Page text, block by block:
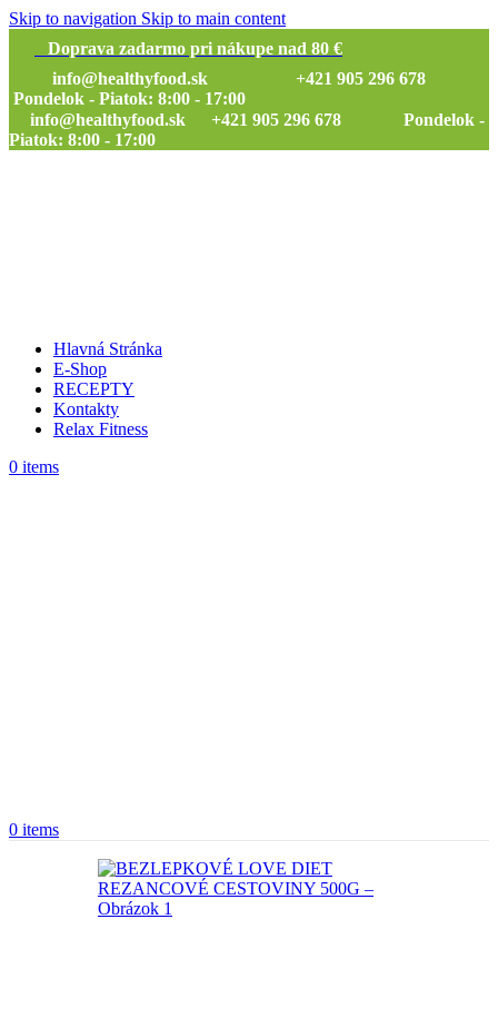
Skip to navigation Skip to main content
Doprava zadarmo pri nákupe nad 80 €
info@healthyfood.sk
+421 905 296 678
Pondelok - Piatok: 8:00 - 17:00
info@healthyfood.sk
+421 905 296 678 Pondelok -
Piatok: 8:00 - 17:00
Hlavná Stránka
E-Shop
RECEPTY
Kontakty
Relax Fitness
0 items
0 items